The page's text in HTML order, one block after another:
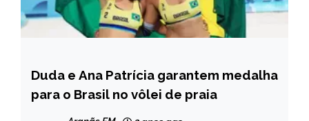
ESPORTES
Duda e Ana Patrícia garantem medalha
para o Brasil no vôlei de praia